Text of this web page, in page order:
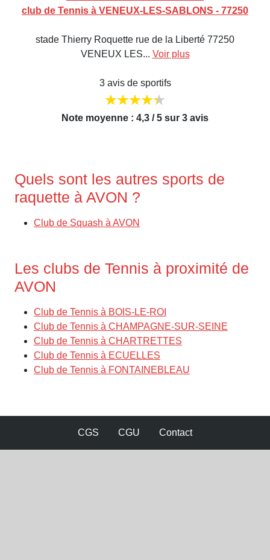
club de Tennis à VENEUX-LES-SABLONS - 77250
stade Thierry Roquette rue de la Liberté 77250
VENEUX LES... Voir plus
3 avis de sportifs
Note moyenne : 4,3 / 5 sur 3 avis
Quels sont les autres sports de
raquette à AVON ?
Club de Squash à AVON
Les clubs de Tennis à proximité de
AVON
Club de Tennis à BOIS-LE-ROI
Club de Tennis à CHAMPAGNE-SUR-SEINE
Club de Tennis à CHARTRETTES
Club de Tennis à ECUELLES
Club de Tennis à FONTAINEBLEAU
CGS CGU Contact